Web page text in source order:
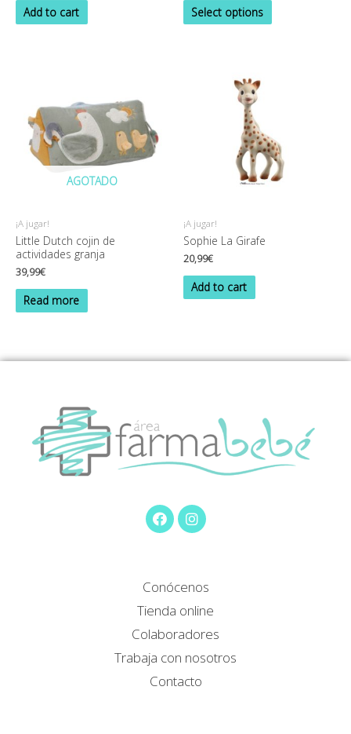
Add to cart Select options
AGOTADO
¡A jugar!
Little Dutch cojin de
actividades granja
39,99€
Read more
¡A jugar!
Sophie La Girafe
20,99€
Add to cart
Conócenos
Tienda online
Colaboradores
Trabaja con nosotros
Contacto